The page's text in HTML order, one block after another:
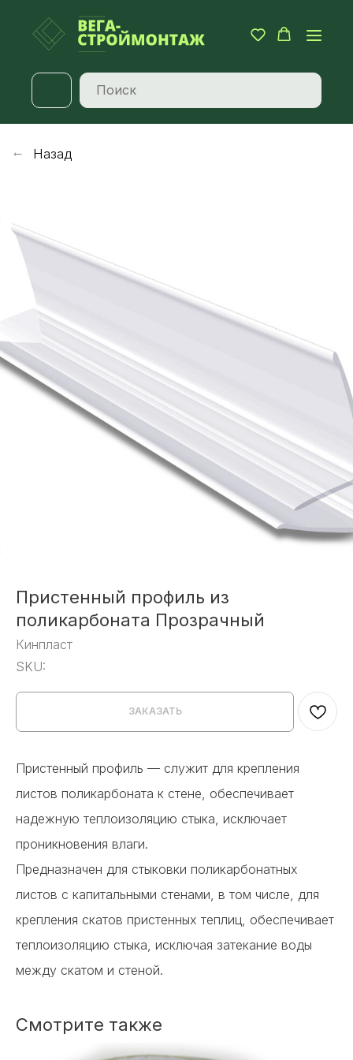
Назад
Пристенный профиль из
поликарбоната Прозрачный
Кинпласт
SKU:
ЗАКАЗАТЬ
Пристенный профиль — служит для крепления
листов поликарбоната к стене, обеспечивает
надежную теплоизоляцию стыка, исключает
проникновения влаги.
Предназначен для стыковки поликарбонатных
листов с капитальными стенами, в том числе, для
крепления скатов пристенных теплиц, обеспечивает
теплоизоляцию стыка, исключая затекание воды
между скатом и стеной.
Смотрите также